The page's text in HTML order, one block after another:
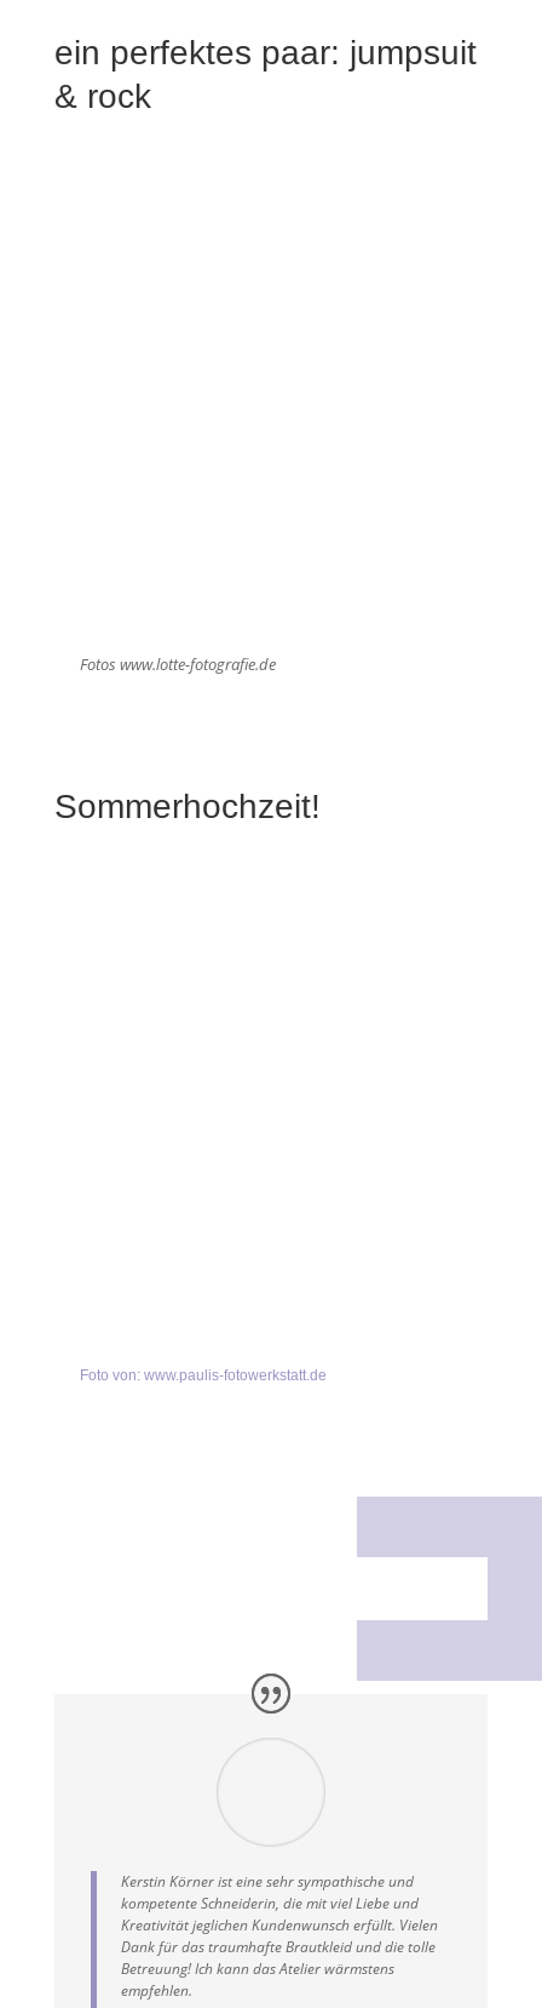
ein perfektes paar: jumpsuit
& rock
Fotos www.lotte-fotografie.de
Sommerhochzeit!
Foto von: www.paulis-fotowerkstatt.de
Kerstin Körner ist eine sehr sympathische und
kompetente Schneiderin, die mit viel Liebe und
Kreativität jeglichen Kundenwunsch erfüllt. Vielen
Dank für das traumhafte Brautkleid und die tolle
Betreuung! Ich kann das Atelier wärmstens
empfehlen.